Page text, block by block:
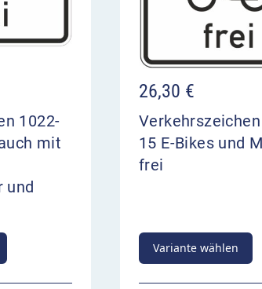
1022-
mit
und
26,30 €
15 E-Bikes und
frei
Variante wählen